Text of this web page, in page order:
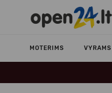
MOTERIMS VYRAMS